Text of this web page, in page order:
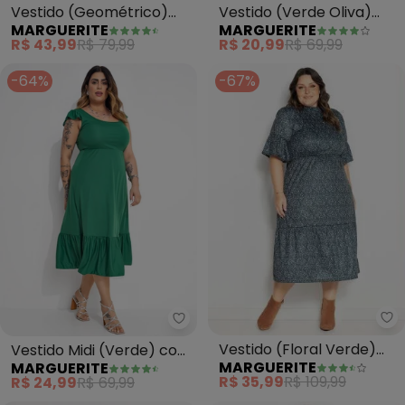
Vestido (Geométrico)
em Malha de Poliéster
MARGUERITE
R$ 43,99R$ 79,99
Vestido (Verde Oliva)
com Amarração
MARGUERITE
R$ 20,99R$ 69,99
-64%
Marguerite - Vestido Midi
Vestido Midi (Verde) com
Franzidos Plus Size
MARGUERITE
R$ 24,99R$ 69,99
-67%
Vestido (Floral Verde)
com Babados Plus Size
MARGUERITE
R$ 35,99R$ 109,99